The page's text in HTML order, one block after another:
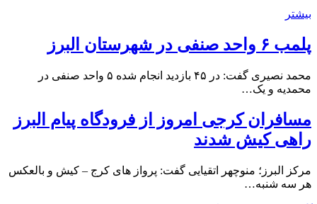
بیشتر
پلمب ۶ واحد صنفی در شهرستان البرز
محمد نصیری گفت: در ۴۵ بازدید انجام شده ۵ واحد صنفی در
محمدیه و یک…
مسافران کرجی امروز از فرودگاه پیام البرز
راهی کیش شدند
مرکز البرز؛ منوچهر اتقیایی گفت: پرواز های کرج – کیش و بالعکس
هر سه شنبه…